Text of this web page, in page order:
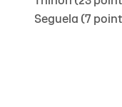
Seguela (7